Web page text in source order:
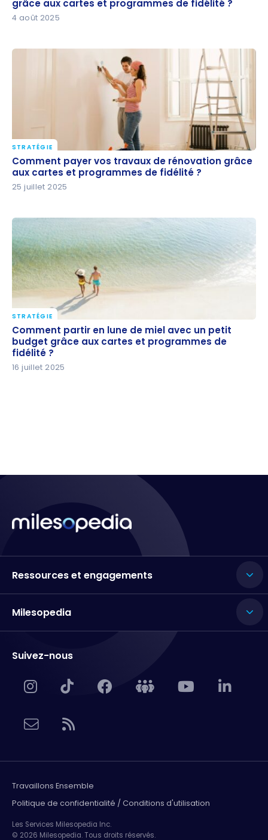
aux cartes et programmes de fidélité ?
grâce aux cartes et programmes de fidélité ?
4 août 2025
Comment payer vos travaux de rénovation grâce
aux cartes et programmes de fidélité ?
STRATÉGIE
Comment payer vos travaux de rénovation grâce
aux cartes et programmes de fidélité ?
25 juillet 2025
Comment partir en lune de miel avec un petit
budget grâce aux cartes et programmes de
fidélité ?
STRATÉGIE
Comment partir en lune de miel avec un petit
budget grâce aux cartes et programmes de
fidélité ?
16 juillet 2025
Ressources et engagements
Milesopedia
Suivez-nous
Travaillons Ensemble
Politique de confidentialité / Conditions d'utilisation
Les Services Milesopedia Inc.
© 2026 Milesopedia. Tous droits réservés.